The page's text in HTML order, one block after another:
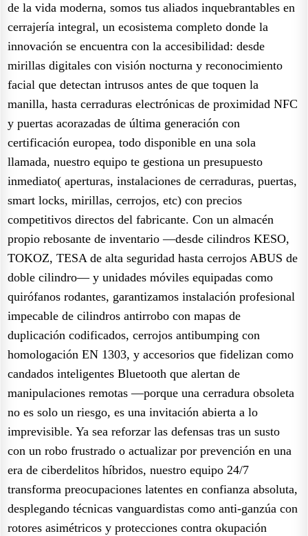
de la vida moderna, somos tus aliados inquebrantables en
cerrajería integral, un ecosistema completo donde la
innovación se encuentra con la accesibilidad: desde
mirillas digitales con visión nocturna y reconocimiento
facial que detectan intrusos antes de que toquen la
manilla, hasta cerraduras electrónicas de proximidad NFC
y puertas acorazadas de última generación con
certificación europea, todo disponible en una sola
llamada, nuestro equipo te gestiona un presupuesto
inmediato( aperturas, instalaciones de cerraduras, puertas,
smart locks, mirillas, cerrojos, etc) con precios
competitivos directos del fabricante. Con un almacén
propio rebosante de inventario —desde cilindros KESO,
TOKOZ, TESA de alta seguridad hasta cerrojos ABUS de
doble cilindro— y unidades móviles equipadas como
quirófanos rodantes, garantizamos instalación profesional
impecable de cilindros antirrobo con mapas de
duplicación codificados, cerrojos antibumping con
homologación EN 1303, y accesorios que fidelizan como
candados inteligentes Bluetooth que alertan de
manipulaciones remotas —porque una cerradura obsoleta
no es solo un riesgo, es una invitación abierta a lo
imprevisible. Ya sea reforzar las defensas tras un susto
con un robo frustrado o actualizar por prevención en una
era de ciberdelitos híbridos, nuestro equipo 24/7
transforma preocupaciones latentes en confianza absoluta,
desplegando técnicas vanguardistas como anti-ganzúa con
rotores asimétricos y protecciones contra okupación